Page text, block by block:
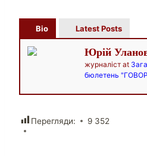
Bio Latest Posts
Юрій
журналіст at
бюлетень
Перегляди: 9 352